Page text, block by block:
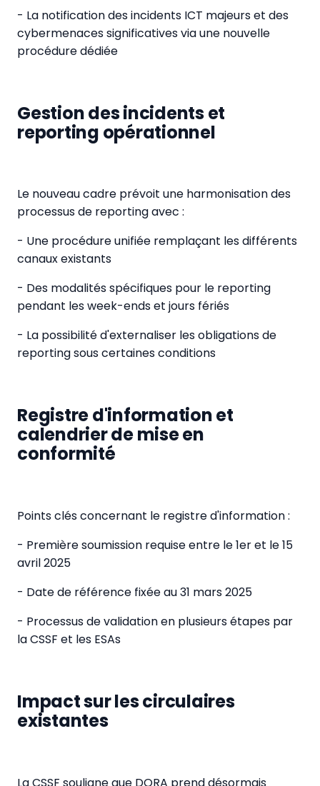
- La notification des incidents ICT majeurs et des
cybermenaces significatives via une nouvelle
procédure dédiée
Gestion des incidents et
reporting opérationnel
Le nouveau cadre prévoit une harmonisation des
processus de reporting avec :
- Une procédure unifiée remplaçant les différents
canaux existants
- Des modalités spécifiques pour le reporting
pendant les week-ends et jours fériés
- La possibilité d'externaliser les obligations de
reporting sous certaines conditions
Registre d'information et
calendrier de mise en
conformité
Points clés concernant le registre d'information :
- Première soumission requise entre le 1er et le 15
avril 2025
- Date de référence fixée au 31 mars 2025
- Processus de validation en plusieurs étapes par
la CSSF et les ESAs
Impact sur les circulaires
existantes